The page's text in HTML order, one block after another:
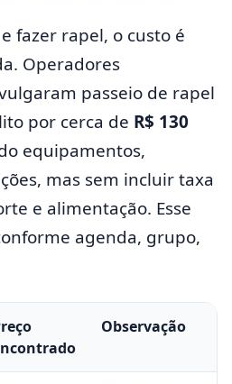
fazer rapel, o custo é
Operadores
passeio de rapel
por cerca de R$ 130
equipamentos,
mas sem incluir taxa
e alimentação. Esse
agenda, grupo,
Observação